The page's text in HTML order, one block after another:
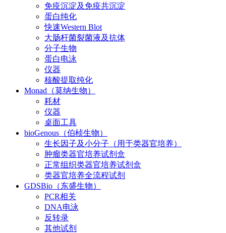
免疫沉淀及免疫共沉淀
蛋白纯化
快速Western Blot
大肠杆菌裂菌液及抗体
分子生物
蛋白电泳
仪器
核酸提取纯化
Monad（莫纳生物）
耗材
仪器
桌面工具
bioGenous（伯桢生物）
生长因子及小分子（用于类器官培养）
肿瘤类器官培养试剂盒
正常组织类器官培养试剂盒
类器官培养全流程试剂
GDSBio（东盛生物）
PCR相关
DNA电泳
反转录
其他试剂